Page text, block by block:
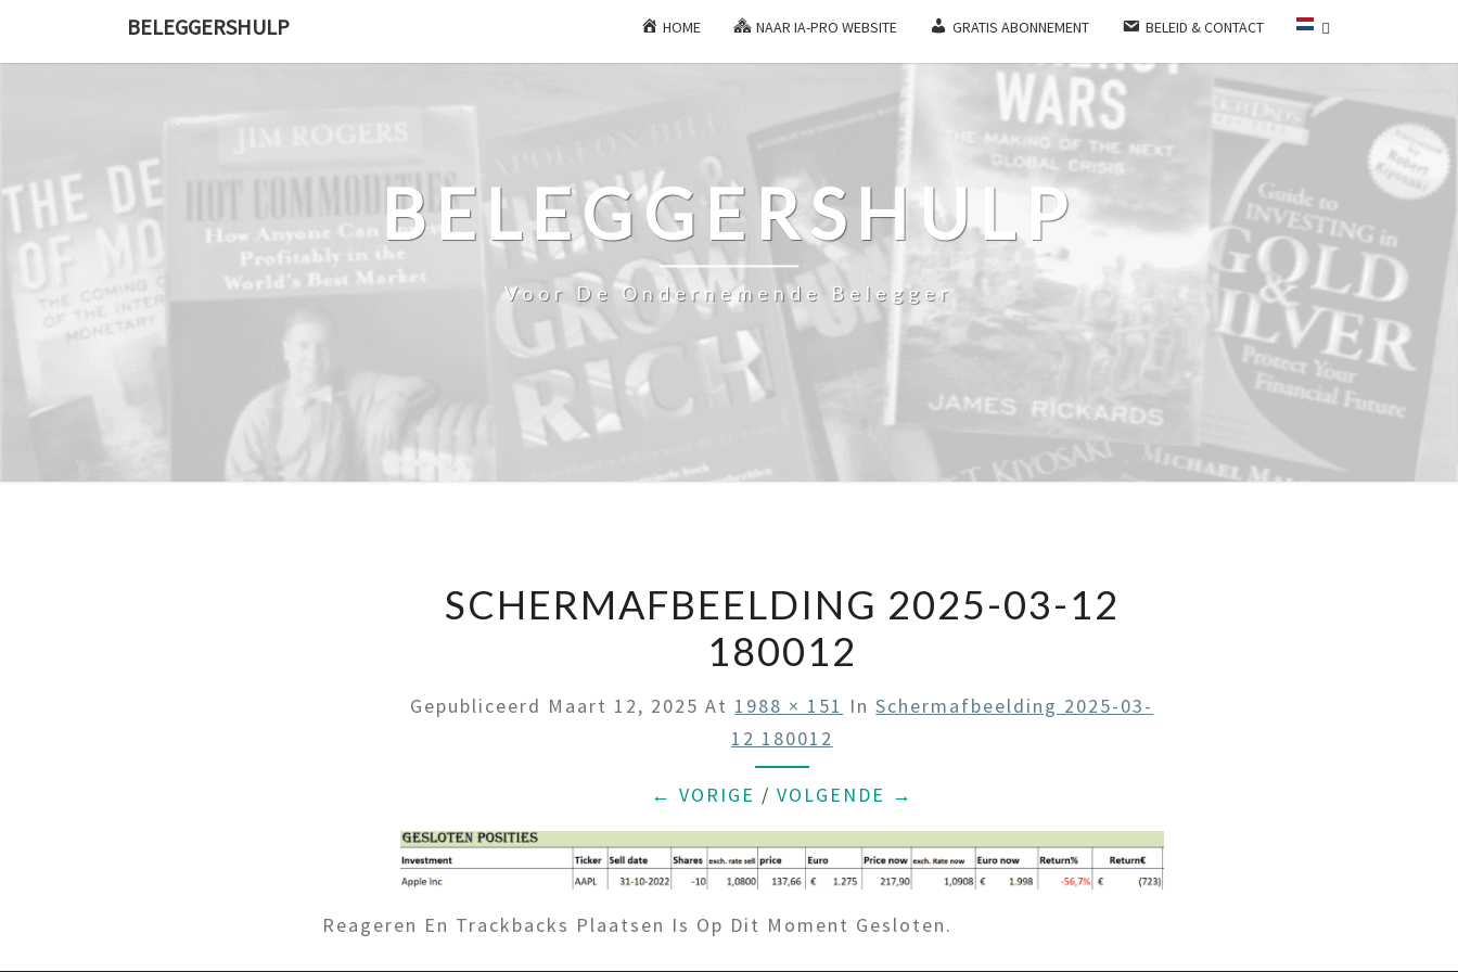
BELEGGERSHULP HOME NAAR IA-PRO WEBSITE GRATIS ABONNEMENT BELEID & CONTACT
BELEGGERSHULP
Voor De Ondernemende Belegger
SCHERMAFBEELDING 2025-03-12
180012
Gepubliceerd Maart 12, 2025 At 1988 × 151 InSchermafbeelding 2025-03-
12 180012
← VORIGE / VOLGENDE →
Reageren En Trackbacks Plaatsen Is Op Dit Moment Gesloten.